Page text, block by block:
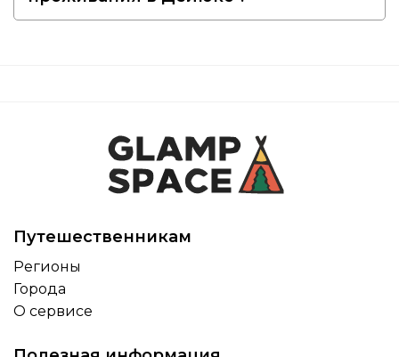
Путешественникам
Регионы
Города
О сервисе